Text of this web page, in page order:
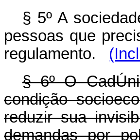
§ 5º A
pessoas que
regulamento.
§ 6º O
condição
reduzir sua
demandas por